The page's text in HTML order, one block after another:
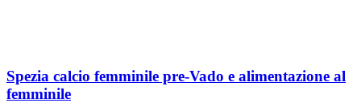
Spezia calcio femminile pre-Vado e alimentazione al
femminile